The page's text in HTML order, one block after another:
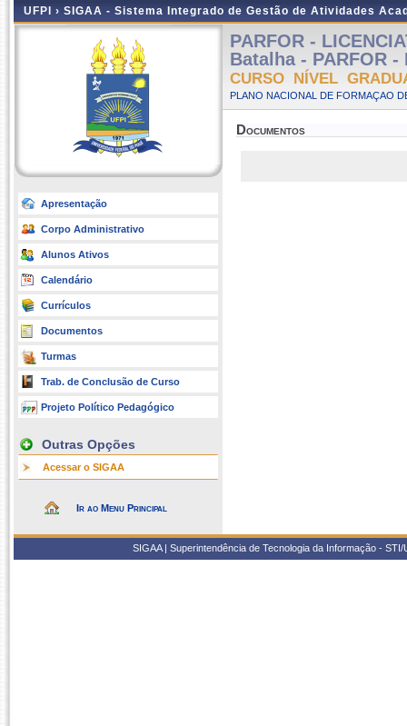
UFPI › SIGAA - Sistema Integrado de Gestão de Atividades
Apresentação
Corpo Administrativo
Alunos Ativos
Calendário
Currículos
Documentos
Turmas
Trab. de Conclusão de Curso
Projeto Político Pedagógico
Outras Opções
Acessar o SIGAA
Ir ao Menu Principal
PARFOR -
Batalha - PARFOR
CURSO NÍVEL
PLANO NACIONAL DE FORMAÇAO
Documentos
SIGAA | Superintendência de Tecnologia da Informação -